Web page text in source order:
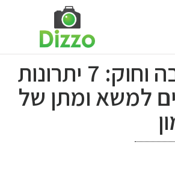
הפרת אהבה וחוק: 7 יתרונות
למשא ומתן של